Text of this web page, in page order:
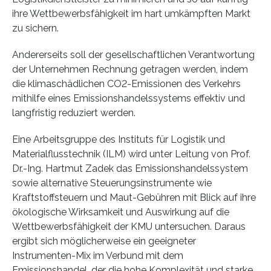
ihre Wettbewerbsfähigkeit im hart umkämpften Markt
zu sichern.
Andererseits soll der gesellschaftlichen Verantwortung
der Unternehmen Rechnung getragen werden, indem
die klimaschädlichen CO2-Emissionen des Verkehrs
mithilfe eines Emissionshandelssystems effektiv und
langfristig reduziert werden.
Eine Arbeitsgruppe des Instituts für Logistik und
Materialflusstechnik (ILM) wird unter Leitung von Prof.
Dr.-Ing. Hartmut Zadek das Emissionshandelssystem
sowie alternative Steuerungsinstrumente wie
Kraftstoffsteuern und Maut-Gebühren mit Blick auf ihre
ökologische Wirksamkeit und Auswirkung auf die
Wettbewerbsfähigkeit der KMU untersuchen. Daraus
ergibt sich möglicherweise ein geeigneter
Instrumenten-Mix im Verbund mit dem